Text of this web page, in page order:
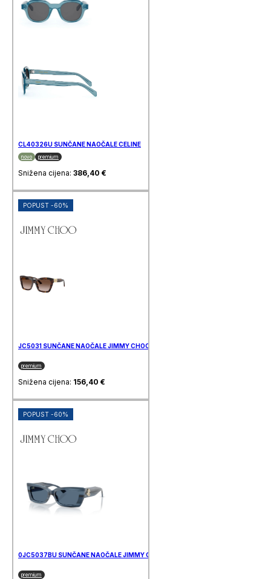
CL40326U SUNČANE NAOČALE CELINE
novo premium
Snižena cijena: 386,40 €
POPUST -60%
JC5031 SUNČANE NAOČALE JIMMY CHOO
premium
Snižena cijena: 156,40 €
POPUST -60%
0JC5037BU SUNČANE NAOČALE JIMMY CHOO
premium